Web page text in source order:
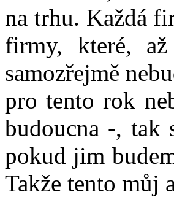
na trhu. Každá
firmy, které,
samozřejmě
pro tento rok
budoucna -, tak
pokud jim
Takže tento můj